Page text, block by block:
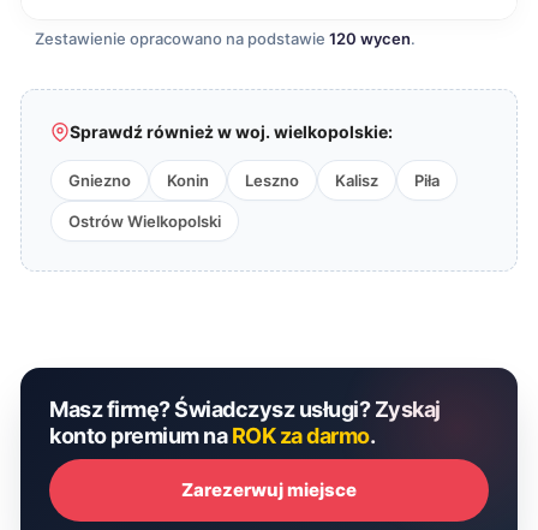
Zestawienie opracowano na podstawie 120 wycen.
Sprawdź również w woj. wielkopolskie:
Gniezno Konin Leszno Kalisz Piła
Ostrów Wielkopolski
Masz firmę? Świadczysz usługi? Zyskaj
konto premium naROK za darmo.
Zarezerwuj miejsce